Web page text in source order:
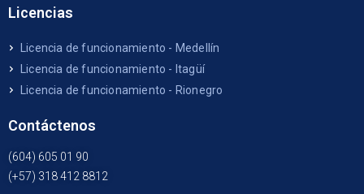
Licencias
Licencia de funcionamiento - Medellín
Licencia de funcionamiento - Itagüí
Licencia de funcionamiento - Rionegro
Contáctenos
(604) 605 01 90
(+57) 318 412 8812